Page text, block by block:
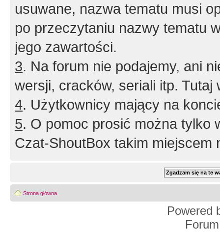
usuwane, nazwa tematu musi
po przeczytaniu nazwy tematu
jego zawartości.
3. Na forum nie podajemy, ani
wersji, cracków, seriali itp. Tutaj
4. Użytkownicy mający na
5. O pomoc prosić można tylko
Czat-ShoutBox takim miejscem
Strona główna
Powered